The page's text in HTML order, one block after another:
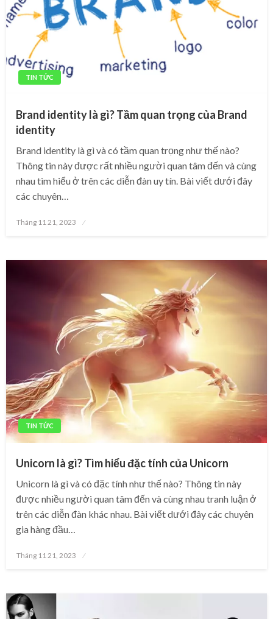
TIN TỨC
Brand identity là gì? Tầm quan trọng của Brand
identity
Brand identity là gì và có tầm quan trọng như thế nào?
Thông tin này được rất nhiều người quan tâm đến và cùng
nhau tìm hiểu ở trên các diễn đàn uy tín. Bài viết dưới đây
các chuyên…
Posted
Tháng 11 21, 2023
TIN TỨC
Unicorn là gì? Tìm hiểu đặc tính của Unicorn
Unicorn là gì và có đặc tính như thế nào? Thông tin này
được nhiều người quan tâm đến và cùng nhau tranh luận ở
trên các diễn đàn khác nhau. Bài viết dưới đây các chuyên
gia hàng đầu…
Posted
Tháng 11 21, 2023